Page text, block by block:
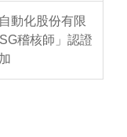
動化股份有限
稽核師」認證